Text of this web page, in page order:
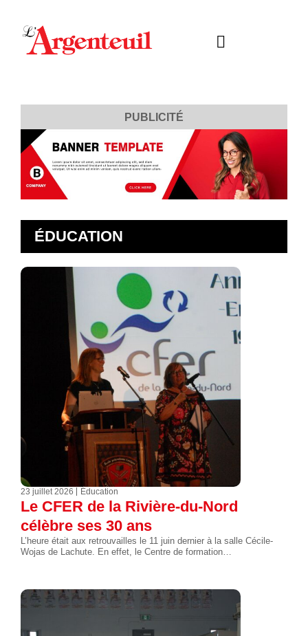
PUBLICITÉ
ÉDUCATION
23 juillet 2026 Éducation
Le CFER de la Rivière-du-Nord
célèbre ses 30 ans
L’heure était aux retrouvailles le 11 juin dernier à la salle Cécile-
Wojas de Lachute. En effet, le Centre de formation…